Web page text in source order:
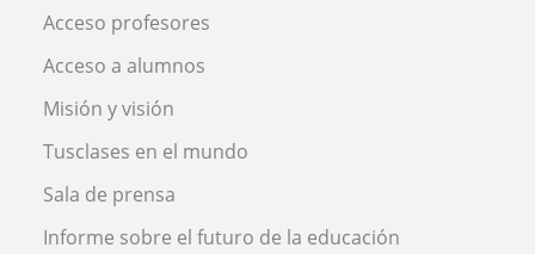
Acceso profesores
Acceso a alumnos
Misión y visión
Tusclases en el mundo
Sala de prensa
Informe sobre el futuro de la educación